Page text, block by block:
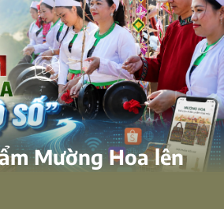
Mường Hoa lên